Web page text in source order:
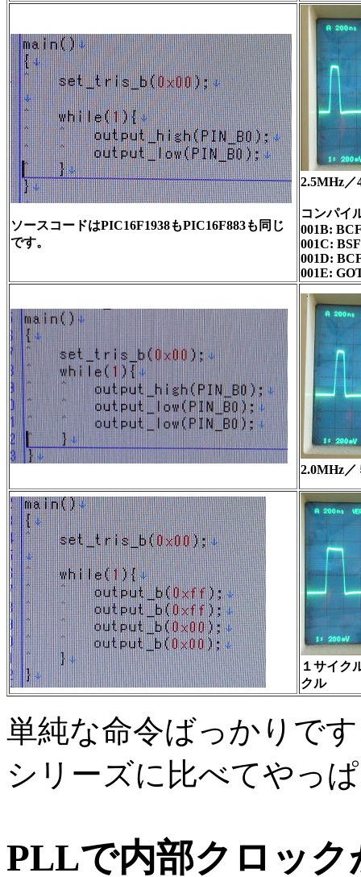
ソースコードはPIC16F1938もPIC16F883も同じ
です。
2.5MHz／
コンパイ
001B:
001C:
001D:
001E:
2.0MHz／
１サイク
クル
単純な命令ばっかりで
シリーズに比べてやっ
PLLで内部クロッ